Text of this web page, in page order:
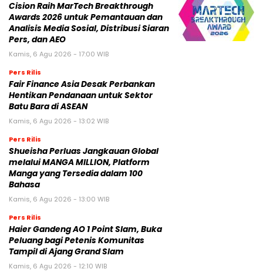
Cision Raih MarTech Breakthrough
Awards 2026 untuk Pemantauan dan
Analisis Media Sosial, Distribusi Siaran
Pers, dan AEO
Kamis, 6 Agu 2026 - 17:00 WIB
Pers Rilis
Fair Finance Asia Desak Perbankan
Hentikan Pendanaan untuk Sektor
Batu Bara di ASEAN
Kamis, 6 Agu 2026 - 13:02 WIB
Pers Rilis
Shueisha Perluas Jangkauan Global
melalui MANGA MILLION, Platform
Manga yang Tersedia dalam 100
Bahasa
Kamis, 6 Agu 2026 - 13:00 WIB
Pers Rilis
Haier Gandeng AO 1 Point Slam, Buka
Peluang bagi Petenis Komunitas
Tampil di Ajang Grand Slam
Kamis, 6 Agu 2026 - 12:10 WIB